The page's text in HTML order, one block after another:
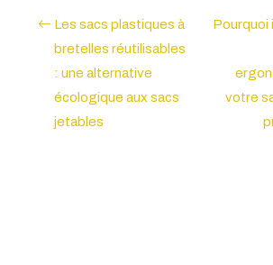
Les sacs plastiques à
bretelles réutilisables
: une alternative
écologique aux sacs
jetables
Pourquoi
votre